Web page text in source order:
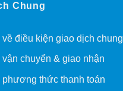
Chung
điều kiện giao dịch chung
chuyển & giao nhận
phương thức thanh toán